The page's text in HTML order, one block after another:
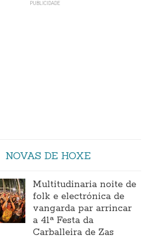
NOVAS DE HOXE
Multitudinaria noite de
folk e electrónica de
vangarda par arrincar
a 41ª Festa da
Carballeira de Zas